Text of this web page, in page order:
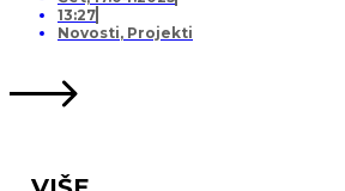
13:27
Novosti, Projekti